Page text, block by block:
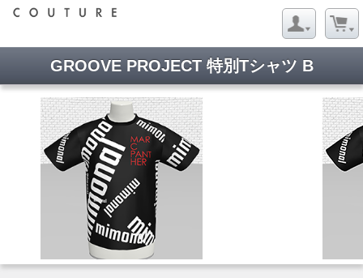
GROOVE PROJECT 特別Tシャツ B